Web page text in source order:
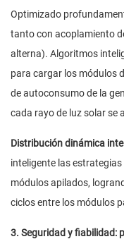
Optimizado
tanto con acoplamiento
alterna). Algoritmos
para cargar los módulos
de autoconsumo de la
cada rayo de luz solar se
Distribución dinámica
inteligente las
módulos apilados,
ciclos entre los módulos
3. Seguridad y fiabilidad: